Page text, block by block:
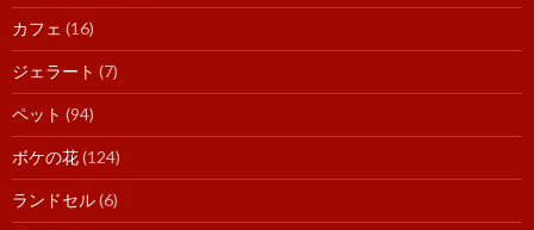
カフェ (16)
ジェラート (7)
ペット (94)
ボケの花(124)
ランドセル(6)